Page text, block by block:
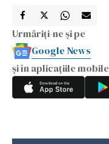
Urmăriți-ne și pe
Google News
și în aplicațiile mobile